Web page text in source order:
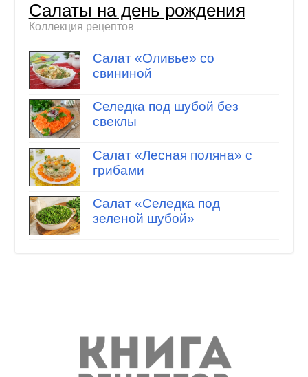
Салаты на день рождения
Коллекция рецептов
Салат «Оливье» со
свининой
Селедка под шубой без
свеклы
Салат «Лесная поляна» с
грибами
Салат «Селедка под
зеленой шубой»